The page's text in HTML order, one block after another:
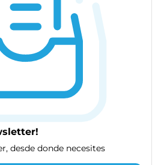
desde donde necesites